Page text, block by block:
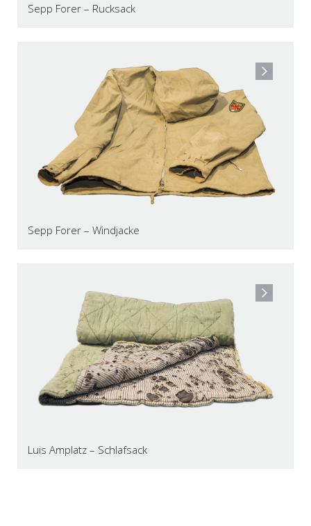
Sepp Forer – Rucksack
Sepp Forer – Windjacke
Luis Amplatz – Schlafsack